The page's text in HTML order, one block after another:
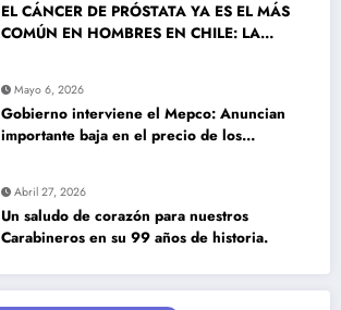
EL CÁNCER DE PRÓSTATA YA ES EL MÁS
COMÚN EN HOMBRES EN CHILE: LA
Mayo 6, 2026
Gobierno interviene el Mepco: Anuncian
importante baja en el precio de los
Abril 27, 2026
Un saludo de corazón para nuestros
Carabineros en su 99 años de historia.